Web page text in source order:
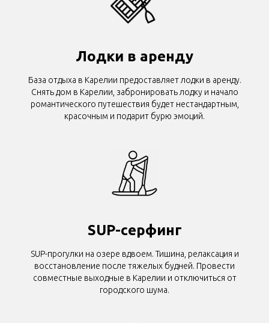
Лодки в аренду
База отдыха в Карелии предоставляет лодки в аренду.
Снять дом в Карелии, забронировать лодку и начало
романтического путешествия будет нестандартным,
красочным и подарит бурю эмоций.
SUP-серфинг
SUP-прогулки на озере вдвоем. Тишина, релаксация и
восстановление после тяжелых будней. Провести
совместные выходные в Карелии и отключиться от
городского шума.